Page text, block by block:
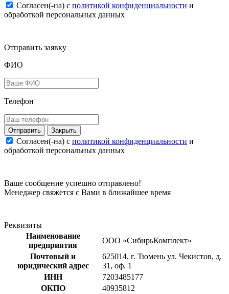
Согласен(-на) c политикой конфиденциальности и
обработкой персональных данных
Отправить заявку
ФИО
Телефон
Закрыть
Согласен(-на) c политикой конфиденциальности и
обработкой персональных данных
Ваше сообщение успешно отправлено!
Менеджер свяжется с Вами в ближайшее время
Реквизиты
Наименование
предприятия
ООО «СибирьКомплект»
Почтовый и
юридический адрес
625014, г. Тюмень ул. Чекистов, д.
31, оф. 1
ИНН
7203485177
ОКПО
40935812